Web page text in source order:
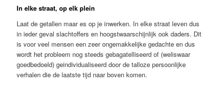
In elke straat, op elk plein
Laat de getallen maar es op je inwerken. In elke straat leven dus
in ieder geval slachtoffers en hoogstwaarschijnlijk ook daders. Dit
is voor veel mensen een zeer ongemakkelijke gedachte en dus
wordt het probleem nog steeds gebagatelliseerd of (weliswaar
goedbedoeld) geindividualiseerd door de talloze persoonlijke
verhalen die de laatste tijd naar boven komen.